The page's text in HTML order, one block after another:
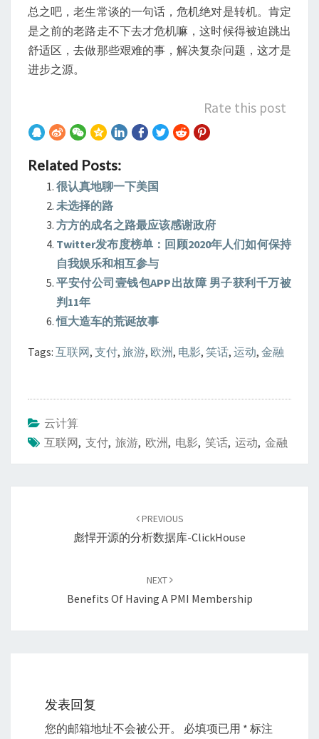
总之吧，老生常谈的一句话，危机绝对是转机。肯定
是之前的老路走不下去才危机嘛，这时候得被迫跳出
舒适区，去做那些艰难的事，解决复杂问题，这才是
进步之源。
Rate this post
Related Posts:
很认真地聊一下美国
未选择的路
方方的成名之路最应该感谢政府
Twitter发布度榜单：回顾2020年人们如何保持
自我娱乐和相互参与
平安付公司壹钱包APP出故障 男子获利千万被
判11年
恒大造车的荒诞故事
Tags: 互联网, 支付, 旅游, 欧洲, 电影, 笑话, 运动, 金融
云计算
互联网, 支付, 旅游, 欧洲, 电影, 笑话, 运动, 金融
PREVIOUS
彪悍开源的分析数据库-ClickHouse
NEXT
Benefits Of Having A PMI Membership
发表回复
您的邮箱地址不会被公开。 必填项已用 * 标注